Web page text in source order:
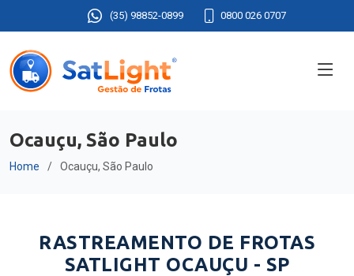
(35) 98852-0899 0800 026 0707
Ocauçu, São Paulo
Home Ocauçu, São Paulo
RASTREAMENTO DE FROTAS
SATLIGHT OCAUÇU - SP